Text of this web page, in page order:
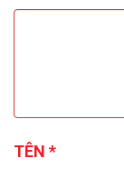
TÊN *